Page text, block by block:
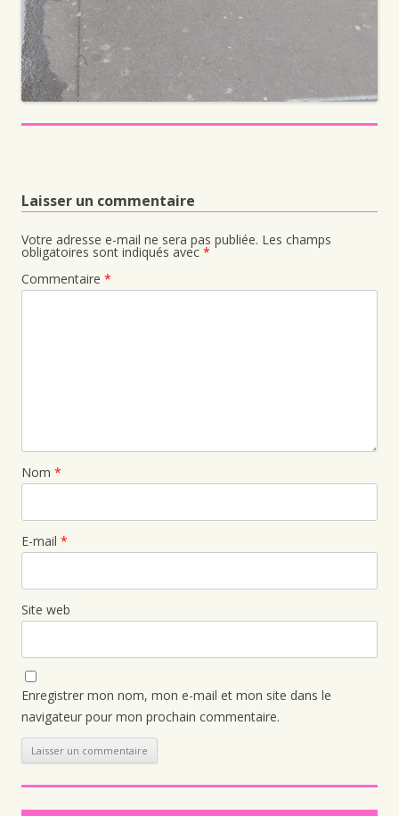
Laisser un commentaire
Votre adresse e-mail ne sera pas publiée. Les champs
obligatoires sont indiqués avec *
Commentaire *
Nom *
E-mail *
Site web
Enregistrer mon nom, mon e-mail et mon site dans le
navigateur pour mon prochain commentaire.